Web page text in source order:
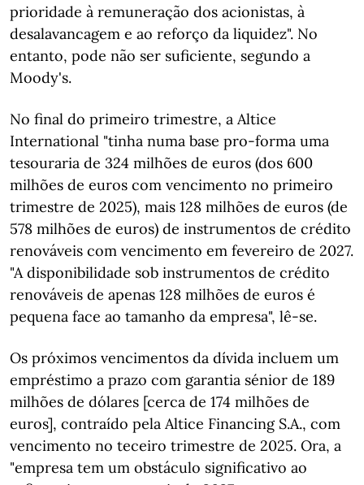
prioridade à remuneração dos acionistas, à
desalavancagem e ao reforço da liquidez". No
entanto, pode não ser suficiente, segundo a
Moody's.
No final do primeiro trimestre, a Altice
International "tinha numa base pro-forma uma
tesouraria de 324 milhões de euros (dos 600
milhões de euros com vencimento no primeiro
trimestre de 2025), mais 128 milhões de euros (de
578 milhões de euros) de instrumentos de crédito
renováveis com vencimento em fevereiro de 2027.
"A disponibilidade sob instrumentos de crédito
renováveis de apenas 128 milhões de euros é
pequena face ao tamanho da empresa", lê-se.
Os próximos vencimentos da dívida incluem um
empréstimo a prazo com garantia sénior de 189
milhões de dólares [cerca de 174 milhões de
euros], contraído pela Altice Financing S.A., com
vencimento no teceiro trimestre de 2025. Ora, a
"empresa tem um obstáculo significativo ao